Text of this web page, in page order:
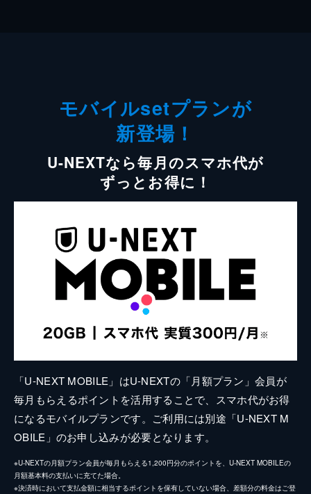
モバイルsetプランが
新登場！
U-NEXTなら毎月のスマホ代が
ずっとお得に！
「U-NEXT MOBILE」はU-NEXTの「月額プラン」会員が
毎月もらえるポイントを活用することで、スマホ代がお得
になるモバイルプランです。ご利用には別途「U-NEXT M
OBILE」のお申し込みが必要となります。
※U-NEXTの月額プラン会員が毎月もらえる1,200円分のポイントを、U-NEXT MOBILEの
月額基本料の支払いに充てた場合。
※決済時において支払金額に相当するポイントを保有していない場合、差額分の料金はご登